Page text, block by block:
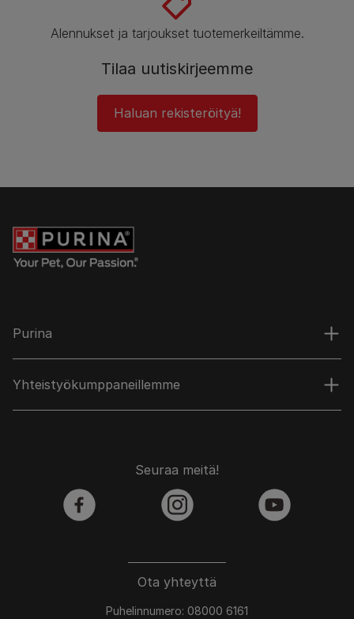
Alennukset ja tarjoukset tuotemerkeiltämme.
Tilaa uutiskirjeemme
Haluan rekisteröityä!
Purina
Yhteistyökumppaneillemme
Ota yhteyttä
Puhelinnumero: 08000 6161
Seuraa meitä!
facebook instagram youtube